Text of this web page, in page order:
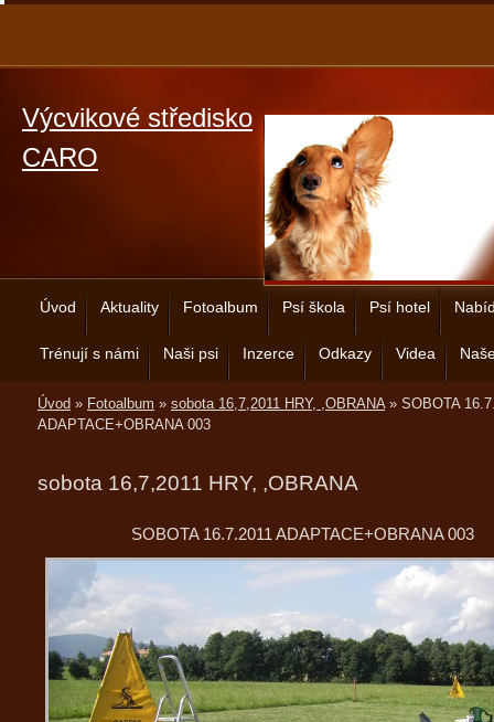
Výcvikové středisko
CARO
Úvod Aktuality Fotoalbum Psí škola Psí hotel
Trénují s námi Naši psi Inzerce Odkazy Videa
Úvod » Fotoalbum » sobota 16,7,2011 HRY, ,OBRANA» SOBOTA
ADAPTACE+OBRANA 003
sobota 16,7,2011 HRY, ,OBRANA
SOBOTA 16.7.2011 ADAPTACE+OBRANA 003